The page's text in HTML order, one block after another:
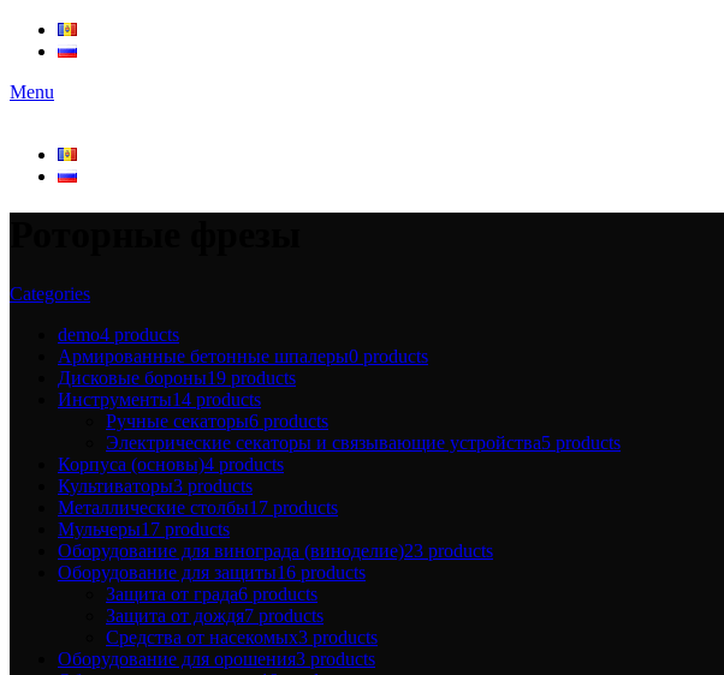
Menu
Categories
demo4 products
Армированные бетонные шпалеры0 products
Дисковые бороны19 products
Инструменты14 products
Ручные секаторы6 products
Электрические секаторы и связывающие устройства5 products
Корпуса (основы)4 products
Культиваторы3 products
Металлические столбы17 products
Мульчеры17 products
Оборудование для винограда (виноделие)23 products
Оборудование для защиты16 products
Защита от града6 products
Защита от дождя7 products
Средства от насекомых3 products
Оборудование для орошения3 products